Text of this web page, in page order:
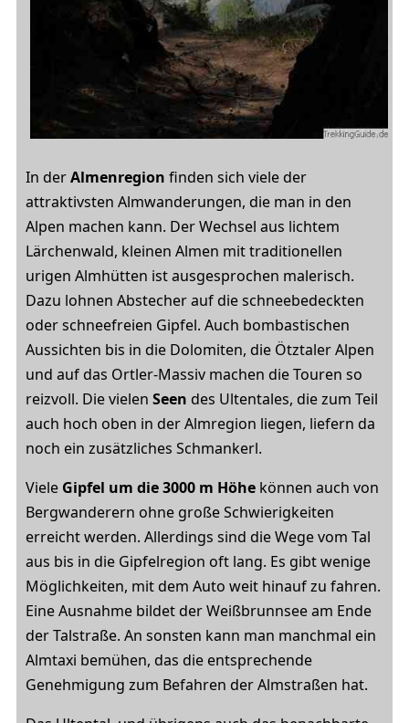
In derAlmenregion finden sich viele der
attraktivsten Almwanderungen, die man in den
Alpen machen kann. Der Wechsel aus lichtem
Lärchenwald, kleinen Almen mit traditionellen
urigen Almhütten ist ausgesprochen malerisch.
Dazu lohnen Abstecher auf die schneebedeckten
oder schneefreien Gipfel. Auch bombastischen
Aussichten bis in die Dolomiten, die Ötztaler Alpen
und auf das Ortler-Massiv machen die Touren so
reizvoll. Die vielen Seen des Ultentales, die zum Teil
auch hoch oben in der Almregion liegen, liefern da
noch ein zusätzliches Schmankerl.
Viele Gipfel um die 3000 m Höhe können auch von
Bergwanderern ohne große Schwierigkeiten
erreicht werden. Allerdings sind die Wege vom Tal
aus bis in die Gipfelregion oft lang. Es gibt wenige
Möglichkeiten, mit dem Auto weit hinauf zu fahren.
Eine Ausnahme bildet der Weißbrunnsee am Ende
der Talstraße. An sonsten kann man manchmal ein
Almtaxi bemühen, das die entsprechende
Genehmigung zum Befahren der Almstraßen hat.